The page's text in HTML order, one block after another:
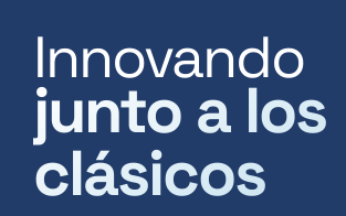
Innovando
junto a los
clásicos